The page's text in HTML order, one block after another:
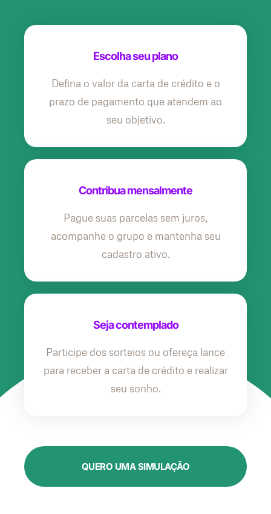
Escolha seu plano
Defina o valor da carta de crédito e o
prazo de pagamento que atendem ao
seu objetivo.
Contribua mensalmente
Pague suas parcelas sem juros,
acompanhe o grupo e mantenha seu
cadastro ativo.
Seja contemplado
Participe dos sorteios ou ofereça lance
para receber a carta de crédito e realizar
seu sonho.
QUERO UMA SIMULAÇÃO